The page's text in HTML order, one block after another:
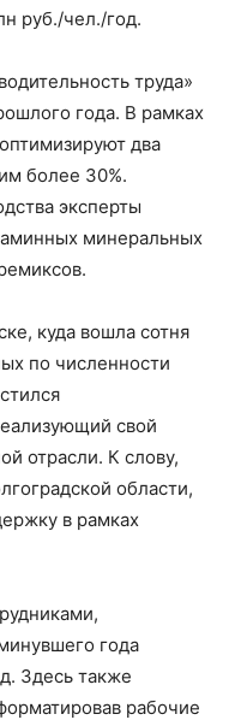
руб./чел./год.
труда»
года. В рамках
два
более 30%.
эксперты
минеральных
куда вошла сотня
по численности
свой
отрасли. К слову,
области,
в рамках
года
Здесь также
рабочие